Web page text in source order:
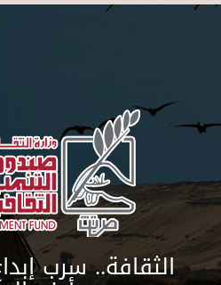
الثقافة.. سرب